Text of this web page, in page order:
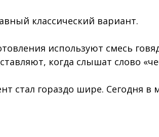
классический вариант.
используют смесь
когда слышат слово
стал гораздо шире. Сегодня